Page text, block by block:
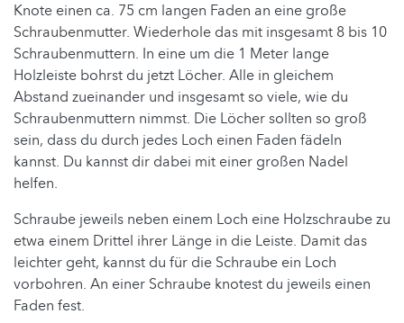
Knote einen ca. 75 cm langen Faden an eine große
Schraubenmutter. Wiederhole das mit insgesamt 8 bis 10
Schraubenmuttern. In eine um die 1 Meter lange
Holzleiste bohrst du jetzt Löcher. Alle in gleichem
Abstand zueinander und insgesamt so viele, wie du
Schraubenmuttern nimmst. Die Löcher sollten so groß
sein, dass du durch jedes Loch einen Faden fädeln
kannst. Du kannst dir dabei mit einer großen Nadel
helfen.
Schraube jeweils neben einem Loch eine Holzschraube zu
etwa einem Drittel ihrer Länge in die Leiste. Damit das
leichter geht, kannst du für die Schraube ein Loch
vorbohren. An einer Schraube knotest du jeweils einen
Faden fest.